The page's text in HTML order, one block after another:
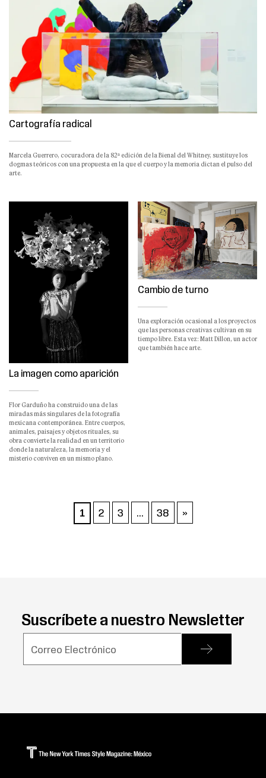
Cartografía radical
Marcela Guerrero, cocuradora de la 82ª edición de la Bienal del Whitney, sustituye los
dogmas teóricos con una propuesta en la que el cuerpo y la memoria dictan el pulso del
arte.
La imagen como aparición
Flor Garduño ha construido una de las
miradas más singulares de la fotografía
mexicana contemporánea. Entre cuerpos,
animales, paisajes y objetos rituales, su
obra convierte la realidad en un territorio
donde la naturaleza, la memoria y el
misterio conviven en un mismo plano.
Cambio de turno
Una exploración ocasional a los proyectos
que las personas creativas cultivan en su
tiempo libre. Esta vez: Matt Dillon, un actor
que también hace arte.
Paginación
1 2 3 … 38 »
Suscríbete a nuestro Newsletter